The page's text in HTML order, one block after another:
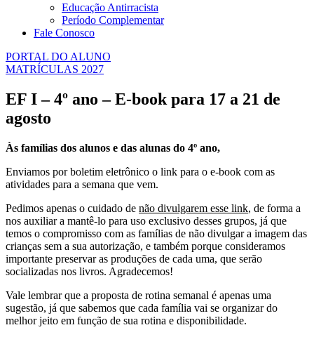
Educação Antirracista
Período Complementar
Fale Conosco
PORTAL DO ALUNO
MATRÍCULAS 2027
EF I – 4º ano – E-book para 17 a 21 de
agosto
Às famílias dos alunos e das alunas do 4º ano,
Enviamos por boletim eletrônico o link para o e-book com as
atividades para a semana que vem.
Pedimos apenas o cuidado de não divulgarem esse link, de forma a
nos auxiliar a mantê-lo para uso exclusivo desses grupos, já que
temos o compromisso com as famílias de não divulgar a imagem das
crianças sem a sua autorização, e também porque consideramos
importante preservar as produções de cada uma, que serão
socializadas nos livros. Agradecemos!
Vale lembrar que a proposta de rotina semanal é apenas uma
sugestão, já que sabemos que cada família vai se organizar do
melhor jeito em função de sua rotina e disponibilidade.